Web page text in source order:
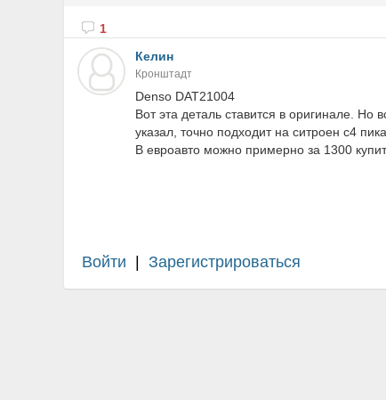
1
Келин
Кронштадт
Denso DAT21004
Вот эта деталь ставится в оригинале.
указал, точно подходит на ситроен с4
В евроавто можно примерно за 1300
Войти Зарегистрироваться